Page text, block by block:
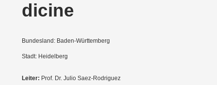
dicine
Bundesland: Baden-Württemberg
Stadt: Heidelberg
Leiter: Prof. Dr. Julio Saez-Rodriguez